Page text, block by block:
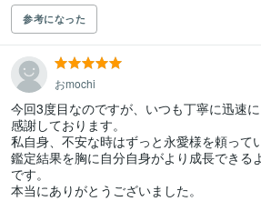
参考になった
おmochi
今回3度目なのですが、いつも丁寧に迅速
感謝しております。
私自身、不安な時はずっと永愛様を頼って
鑑定結果を胸に自分自身がより成長できる
です。
本当にありがとうございました。